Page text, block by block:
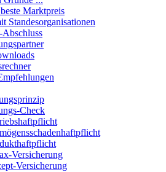
Marktpreis
Standesorganisationen
Check
Versicherung
Versicherung